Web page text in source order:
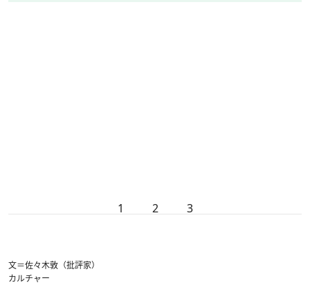
1 2 3
文＝佐々木敦（批評家）
カルチャー